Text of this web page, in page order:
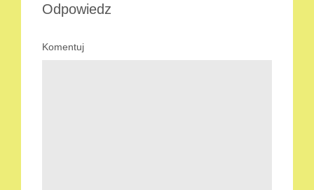
Odpowiedz
Komentuj